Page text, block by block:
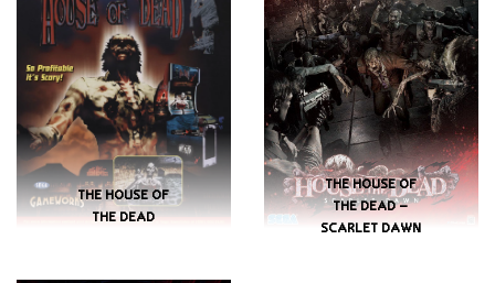
THE HOUSE OF
THE DEAD
THE HOUSE OF
THE DEAD –
SCARLET DAWN